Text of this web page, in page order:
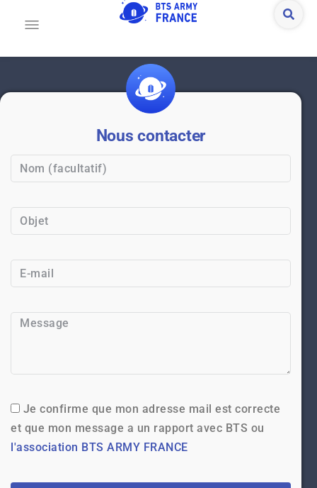
Nous contacter
Je confirme que mon adresse mail est correcte
et que mon message a un rapport avec BTS ou
l'association BTS ARMY FRANCE